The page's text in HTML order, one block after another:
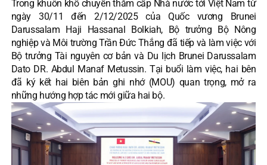
Trong khuôn khổ chuyến thăm cấp Nhà nước tới Việt Nam từ
ngày 30/11 đến 2/12/2025 của Quốc vương Brunei
Darussalam Haji Hassanal Bolkiah, Bộ trưởng Bộ Nông
nghiệp và Môi trường Trần Đức Thắng đã tiếp và làm việc với
Bộ trưởng Tài nguyên cơ bản và Du lịch Brunei Darussalam
Dato DR. Abdul Manaf Metussin. Tại buổi làm việc, hai bên
đã ký kết hai biên bản ghi nhớ (MOU) quan trọng, mở ra
những hướng hợp tác mới giữa hai bộ.